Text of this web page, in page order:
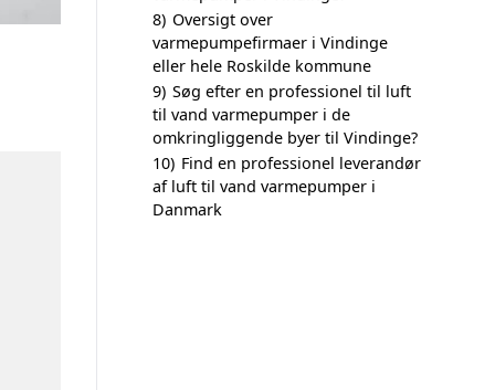
8) Oversigt over
varmepumpefirmaer i Vindinge
eller hele Roskilde kommune
9) Søg efter en professionel til luft
til vand varmepumper i de
omkringliggende byer til Vindinge?
10) Find en professionel leverandør
af luft til vand varmepumper i
Danmark